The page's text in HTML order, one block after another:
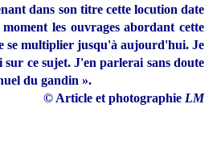
dans son titre cette locution date
les ouvrages abordant cette
se multiplier jusqu'à aujourd'hui. Je
sur ce sujet. J'en parlerai sans doute
du gandin ».
© Article et photographie LM